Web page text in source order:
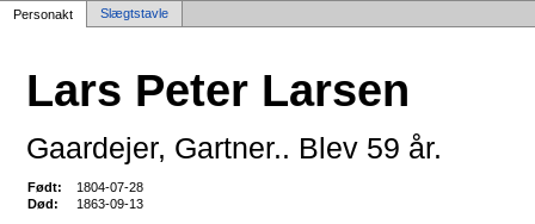
Personakt Slægtstavle
Lars Peter Larsen
Gaardejer, Gartner.. Blev 59 år.
Født:
1804-07-28
Død:
1863-09-13